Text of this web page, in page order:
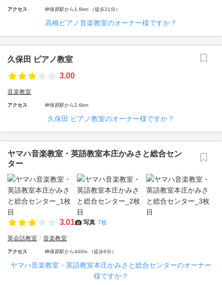
アクセス 神保原駅から1.6km （徒歩21分）
高橋ピアノ音楽教室のオーナー様ですか？
久保田 ピアノ教室
3.00
音楽教室
アクセス 神保原駅から2.6km
久保田 ピアノ教室のオーナー様ですか？
ヤマハ音楽教室・英語教室本庄かみさと総合セン
ター
3.01 写真 7枚
英会話教室 音楽教室
アクセス 神保原駅から440m （徒歩6分）
ヤマハ音楽教室・英語教室本庄かみさと総合センターのオーナー
様ですか？